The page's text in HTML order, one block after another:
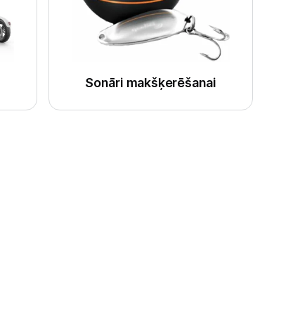
Sonāri makšķerēšanai